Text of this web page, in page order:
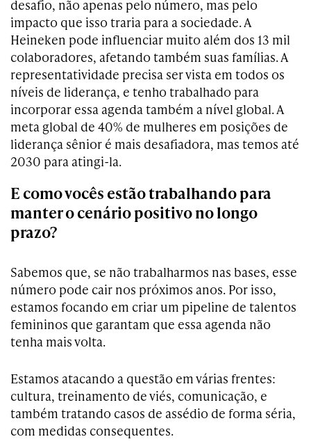
desafio, não apenas pelo número, mas pelo
impacto que isso traria para a sociedade. A
Heineken pode influenciar muito além dos 13 mil
colaboradores, afetando também suas famílias. A
representatividade precisa ser vista em todos os
níveis de liderança, e tenho trabalhado para
incorporar essa agenda também a nível global. A
meta global de 40% de mulheres em posições de
liderança sênior é mais desafiadora, mas temos até
2030 para atingi-la.
E como vocês estão trabalhando para
manter o cenário positivo no longo
prazo?
Sabemos que, se não trabalharmos nas bases, esse
número pode cair nos próximos anos. Por isso,
estamos focando em criar um pipeline de talentos
femininos que garantam que essa agenda não
tenha mais volta.
Estamos atacando a questão em várias frentes:
cultura, treinamento de viés, comunicação, e
também tratando casos de assédio de forma séria,
com medidas consequentes.